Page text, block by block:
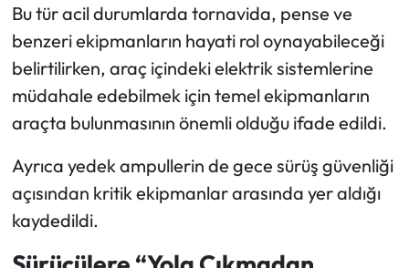
Bu tür acil durumlarda tornavida, pense ve
benzeri ekipmanların hayati rol oynayabileceği
belirtilirken, araç içindeki elektrik sistemlerine
müdahale edebilmek için temel ekipmanların
araçta bulunmasının önemli olduğu ifade edildi.
Ayrıca yedek ampullerin de gece sürüş güvenliği
açısından kritik ekipmanlar arasında yer aldığı
kaydedildi.